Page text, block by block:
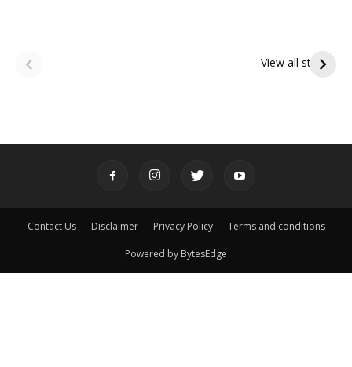
View all stories
పితృదేవతల ఆశీర్వాదం
ఇంద్రకీలాద్రి గిరి ప్రదక్షిణ
Contact Us Disclaimer Privacy Policy Terms and conditions
Powered by BytesEdge